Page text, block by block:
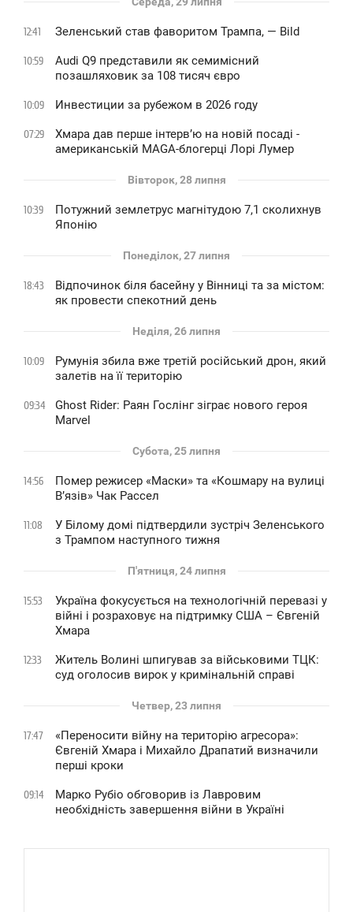
12:41 Зеленський став фаворитом Трампа, — Bild
10:59
Audi Q9 представили як семимісний
позашляховик за 108 тисяч євро
10:09 Инвестиции за рубежом в 2026 году
07:29
Хмара дав перше інтервʼю на новій посаді -
американській MAGA-блогерці Лорі Лумер
Вівторок, 28 липня
10:39
Потужний землетрус магнітудою 7,1 сколихнув
Японію
Понеділок, 27 липня
18:43
Відпочинок біля басейну у Вінниці та за містом:
як провести спекотний день
Неділя, 26 липня
10:09
Румунія збила вже третій російський дрон, який
залетів на її територію
09:34
Ghost Rider: Раян Гослінг зіграє нового героя
Marvel
Субота, 25 липня
14:56
Помер режисер «Маски» та «Кошмару на вулиці
В’язів» Чак Рассел
11:08
У Білому домі підтвердили зустріч Зеленського
з Трампом наступного тижня
П'ятниця, 24 липня
15:53
Україна фокусується на технологічній перевазі у
війні і розраховує на підтримку США – Євгеній
Хмара
12:33
Житель Волині шпигував за військовими ТЦК:
суд оголосив вирок у кримінальній справі
Четвер, 23 липня
17:47
«Переносити війну на територію агресора»:
Євгеній Хмара і Михайло Драпатий визначили
перші кроки
09:14
Марко Рубіо обговорив із Лавровим
необхідність завершення війни в Україні